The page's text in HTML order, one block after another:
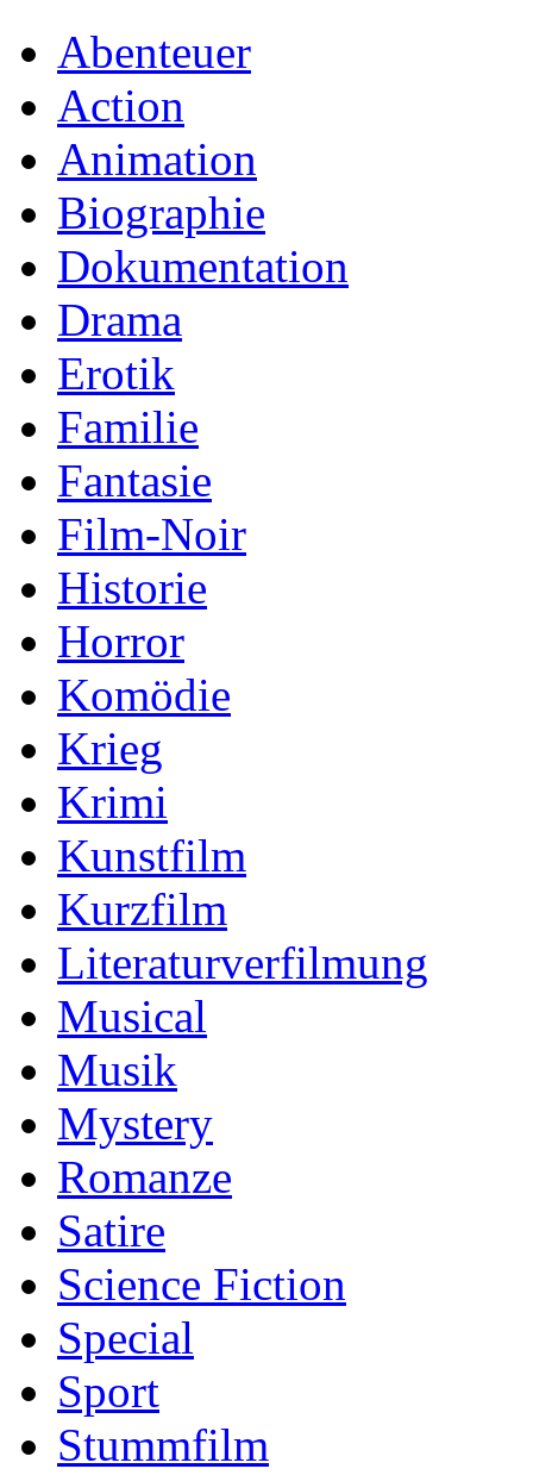
Abenteuer
Action
Animation
Biographie
Dokumentation
Drama
Erotik
Familie
Fantasie
Film-Noir
Historie
Horror
Komödie
Krieg
Krimi
Kunstfilm
Kurzfilm
Literaturverfilmung
Musical
Musik
Mystery
Romanze
Satire
Science Fiction
Special
Sport
Stummfilm